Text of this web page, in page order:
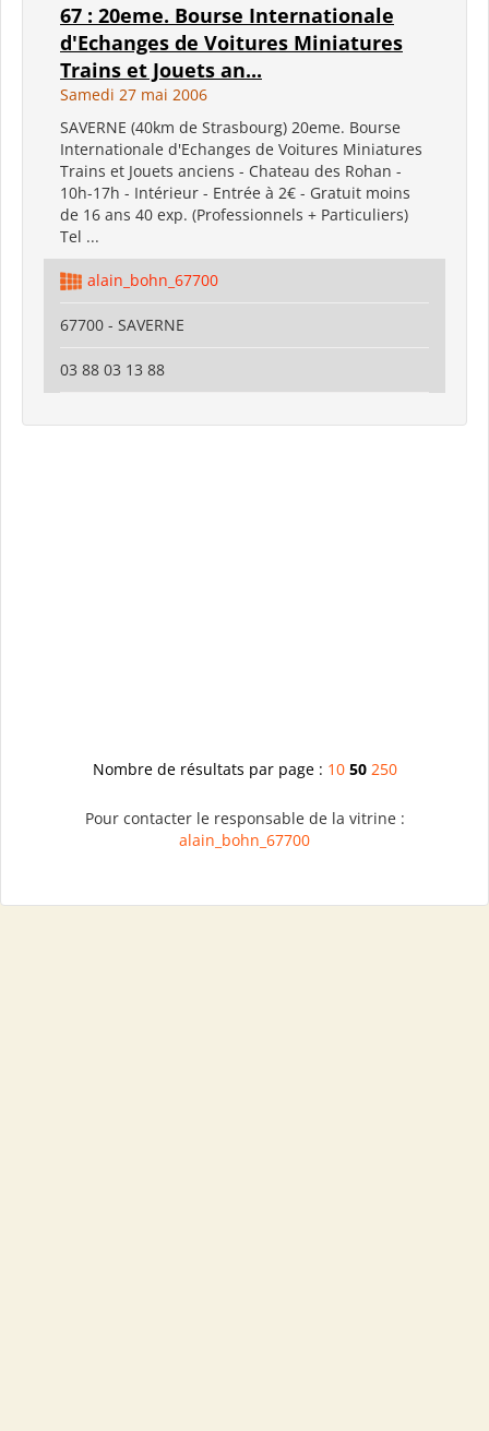
67 : 20eme. Bourse Internationale
d'Echanges de Voitures Miniatures
Trains et Jouets an...
Samedi 27 mai 2006
SAVERNE (40km de Strasbourg) 20eme. Bourse
Internationale d'Echanges de Voitures Miniatures
Trains et Jouets anciens - Chateau des Rohan -
10h-17h - Intérieur - Entrée à 2€ - Gratuit moins
de 16 ans 40 exp. (Professionnels + Particuliers)
Tel ...
alain_bohn_67700
67700 - SAVERNE
03 88 03 13 88
Nombre de résultats par page : 10 50 250
Pour contacter le responsable de la vitrine :
alain_bohn_67700